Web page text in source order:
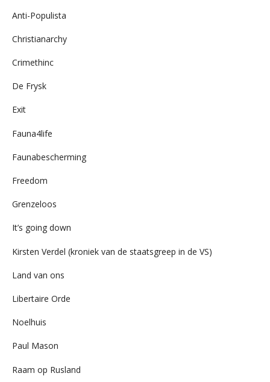
Anti-Populista
Christianarchy
Crimethinc
De Frysk
Exit
Fauna4life
Faunabescherming
Freedom
Grenzeloos
It’s going down
Kirsten Verdel (kroniek van de staatsgreep in de VS)
Land van ons
Libertaire Orde
Noelhuis
Paul Mason
Raam op Rusland